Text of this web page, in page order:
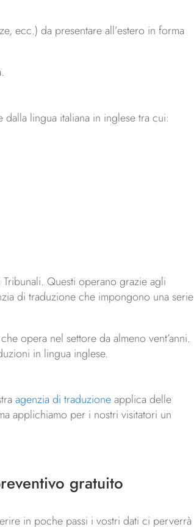
ecc.) da presentare all’estero in forma
lingua italiana in inglese tra cui:
Questi operano grazie agli
di traduzione che impongono una serie
opera nel settore da almeno vent’anni.
in lingua inglese.
agenzia di traduzioneapplica delle
applichiamo per i nostri visitatori un
gratuito
in poche passi i vostri dati ci perverrà